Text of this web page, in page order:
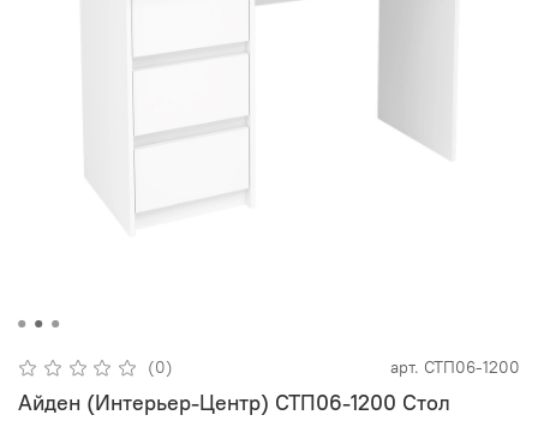
(0) арт. СТП06-1200
Айден (Интерьер-Центр) СТП06-1200 Стол